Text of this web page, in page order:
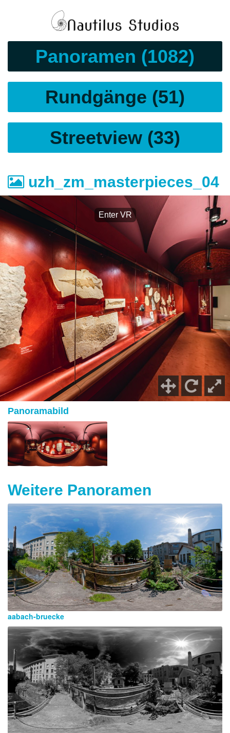
Panoramen (1082)
Rundgänge (51)
Streetview (33)
uzh_zm_masterpieces_04
Panoramabild
Weitere Panoramen
aabach-bruecke